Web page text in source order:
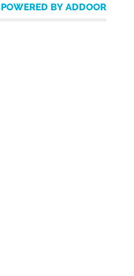
POWERED BY ADDOOR